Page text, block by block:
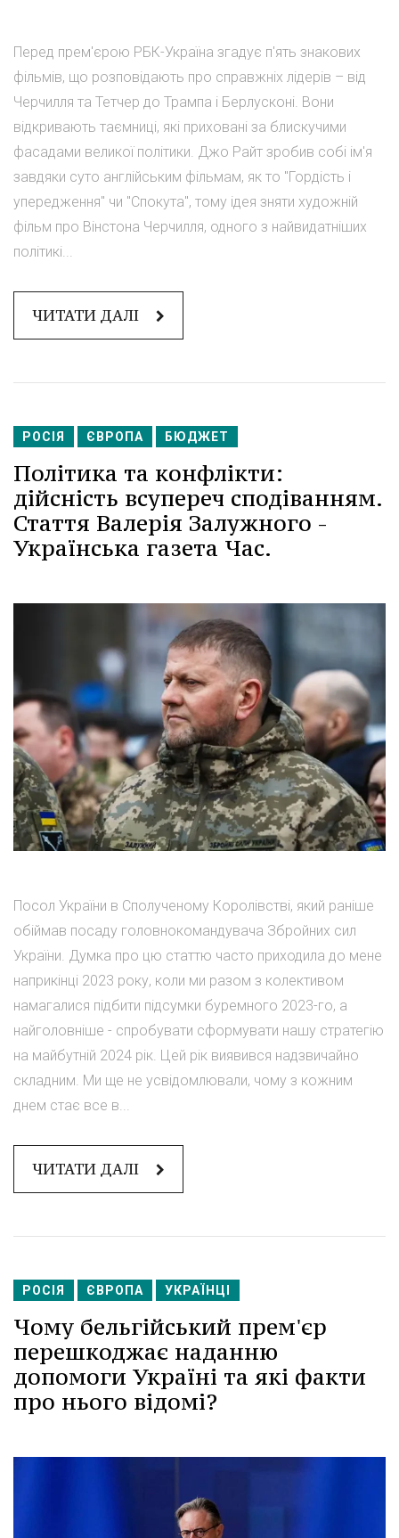
Перед прем'єрою РБК-Україна згадує п'ять знакових
фільмів, що розповідають про справжніх лідерів – від
Черчилля та Тетчер до Трампа і Берлусконі. Вони
відкривають таємниці, які приховані за блискучими
фасадами великої політики. Джо Райт зробив собі ім'я
завдяки суто англійським фільмам, як то "Гордість і
упередження" чи "Спокута", тому ідея зняти художній
фільм про Вінстона Черчилля, одного з найвидатніших
політикі...
ЧИТАТИ ДАЛІ
РОСІЯ ЄВРОПА БЮДЖЕТ
Політика та конфлікти:
дійсність всупереч сподіванням.
Стаття Валерія Залужного -
Українська газета Час.
Посол України в Сполученому Королівстві, який раніше
обіймав посаду головнокомандувача Збройних сил
України. Думка про цю статтю часто приходила до мене
наприкінці 2023 року, коли ми разом з колективом
намагалися підбити підсумки буремного 2023-го, а
найголовніше - спробувати сформувати нашу стратегію
на майбутній 2024 рік. Цей рік виявився надзвичайно
складним. Ми ще не усвідомлювали, чому з кожним
днем стає все в...
ЧИТАТИ ДАЛІ
РОСІЯ ЄВРОПА УКРАЇНЦІ
Чому бельгійський прем'єр
перешкоджає наданню
допомоги Україні та які факти
про нього відомі?